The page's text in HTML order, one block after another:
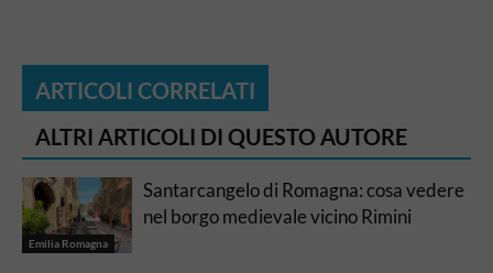
ARTICOLI CORRELATI
ALTRI ARTICOLI DI QUESTO AUTORE
Emilia Romagna
Santarcangelo di Romagna: cosa vedere
nel borgo medievale vicino Rimini